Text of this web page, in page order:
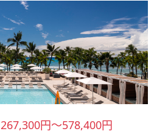
267,300円～578,400円